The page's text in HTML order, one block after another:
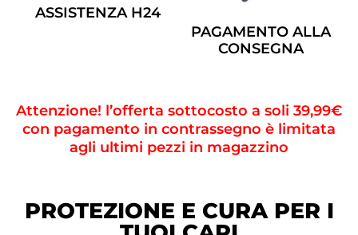
ASSISTENZA H24
PAGAMENTO ALLA
CONSEGNA
Attenzione! l’offerta sottocosto a soli 39,99€
con pagamento in contrassegno è limitata
agli ultimi pezzi in magazzino
PROTEZIONE E CURA PER I